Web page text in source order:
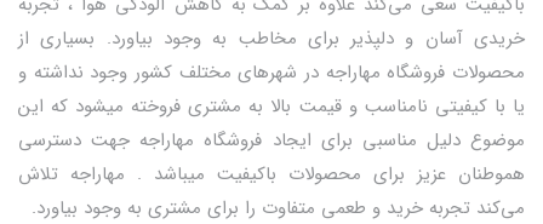
خریدی آسان و دلپذیر برای مخاطب به وجود بیاورد. بسیاری از
محصولات فروشگاه مهاراجه در شهرهای مختلف کشور وجود نداشته و
یا با کیفیتی نامناسب و قیمت بالا به مشتری فروخته میشود که این
موضوع دلیل مناسبی برای ایجاد فروشگاه مهاراجه جهت دسترسی
هموطنان عزیز برای محصولات باکیفیت میباشد . مهاراجه تلاش
می‌کند تجربه خرید و طعمی متفاوت را برای مشتری به وجود بیاورد.